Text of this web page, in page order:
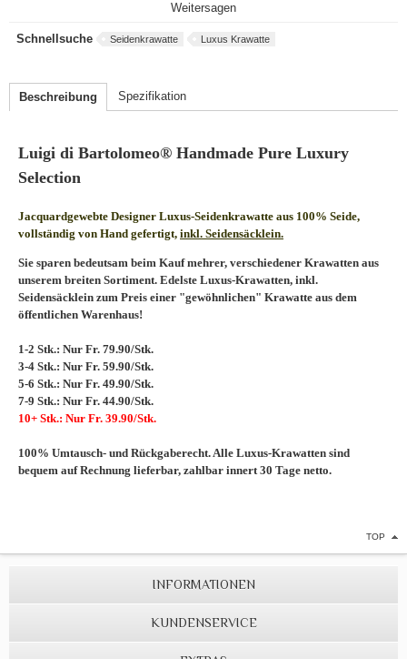
Weitersagen
Schnellsuche Seidenkrawatte Luxus Krawatte
Beschreibung Spezifikation
Luigi di Bartolomeo® Handmade Pure Luxury
Selection
Jacquardgewebte Designer Luxus-Seidenkrawatte aus 100% Seide,
vollständig von Hand gefertigt, inkl. Seidensäcklein.
Sie sparen bedeutsam beim Kauf mehrer, verschiedener Krawatten aus
unserem breiten Sortiment. Edelste Luxus-Krawatten, inkl.
Seidensäcklein zum Preis einer "gewöhnlichen" Krawatte aus dem
öffentlichen Warenhaus!
1-2 Stk.: Nur Fr. 79.90/Stk.
3-4 Stk.: Nur Fr. 59.90/Stk.
5-6 Stk.: Nur Fr. 49.90/Stk.
7-9 Stk.: Nur Fr. 44.90/Stk.
10+ Stk.: Nur Fr. 39.90/Stk.
100% Umtausch- und Rückgaberecht. Alle Luxus-Krawatten sind
bequem auf Rechnung lieferbar, zahlbar innert 30 Tage netto.
TOP
INFORMATIONEN
KUNDENSERVICE